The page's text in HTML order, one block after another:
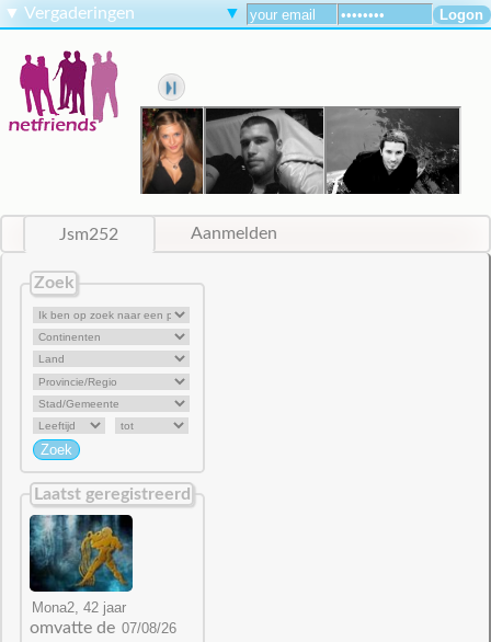
▼ Vergaderingen ▼
Jsm252 Aanmelden
Zoek
Laatst geregistreerd
omvatte de